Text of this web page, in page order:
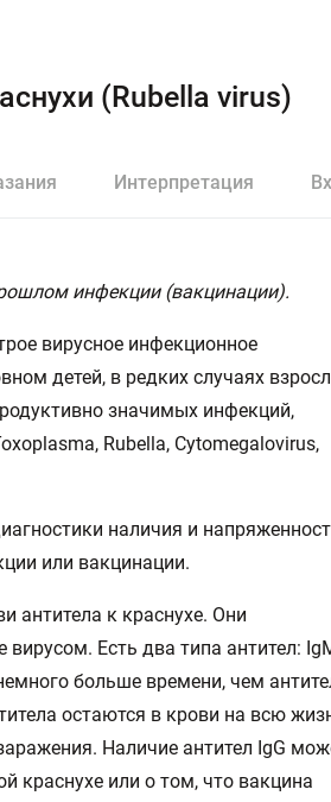
(Rubella virus)
Интерпретация
инфекции (вакцинации).
вирусное инфекционное
детей, в редких случаях
значимых инфекций,
Rubella, Cytomegalovirus,
наличия и
или вакцинации.
антитела к краснухе. Они
Есть два типа антител:
больше времени, чем
остаются в крови на всю
Наличие антител IgG
краснухе или о том, что вакцина